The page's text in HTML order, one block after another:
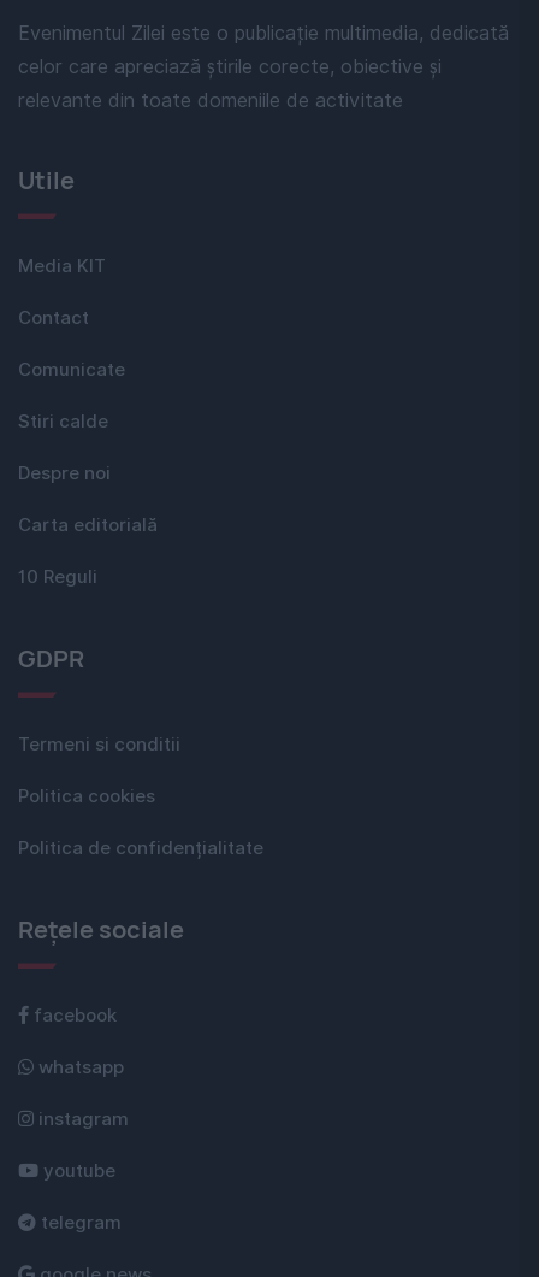
Evenimentul Zilei este o publicație multimedia, dedicată
celor care apreciază știrile corecte, obiective și
relevante din toate domeniile de activitate
Utile
Media KIT
Contact
Comunicate
Stiri calde
Despre noi
Carta editorială
10 Reguli
GDPR
Termeni si conditii
Politica cookies
Politica de confidențialitate
Rețele sociale
facebook
whatsapp
instagram
youtube
telegram